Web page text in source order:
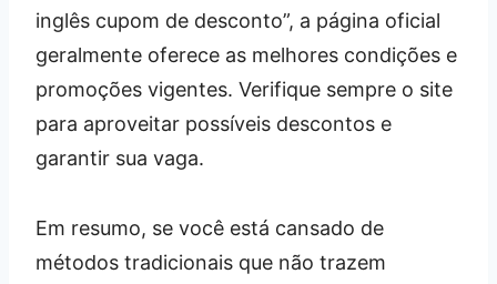
inglês cupom de desconto”, a página oficial
geralmente oferece as melhores condições e
promoções vigentes. Verifique sempre o site
para aproveitar possíveis descontos e
garantir sua vaga.
Em resumo, se você está cansado de
métodos tradicionais que não trazem